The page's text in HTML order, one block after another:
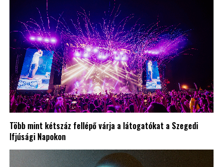
Több mint kétszáz fellépő várja a látogatókat a Szegedi
Ifjúsági Napokon